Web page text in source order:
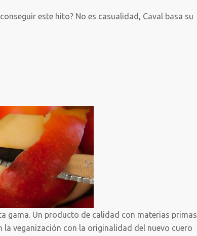
este hito? No es casualidad, Caval basa su
gama. Un producto de calidad con materias primas
veganización con la originalidad del nuevo cuero